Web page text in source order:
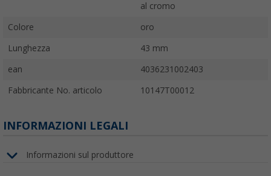
al cromo
Colore oro
Lunghezza 43 mm
ean 4036231002403
Fabbricante No. articolo 10147T00012
INFORMAZIONI LEGALI
Informazioni sul produttore